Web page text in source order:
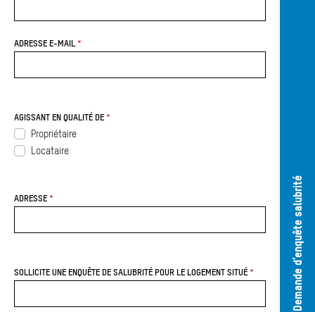
ADRESSE E-MAIL
AGISSANT EN QUALITÉ DE
Propriétaire
Locataire
ADRESSE
SOLLICITE UNE ENQUÊTE DE SALUBRITÉ POUR LE LOGEMENT SITUÉ Demande d’enquête salubrité